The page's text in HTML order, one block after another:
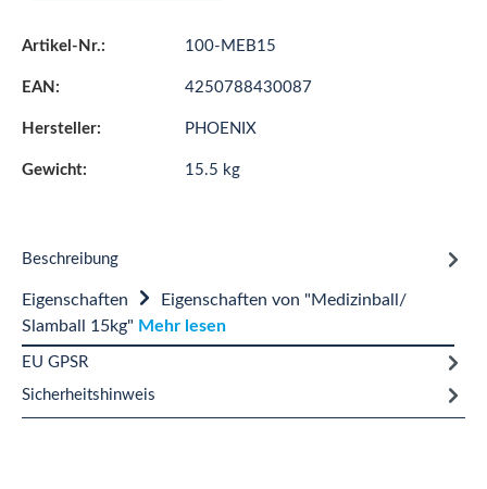
Artikel-Nr.: 100-MEB15
EAN: 4250788430087
Hersteller: PHOENIX
Gewicht: 15.5 kg
Beschreibung
Eigenschaften
Eigenschaften von "Medizinball/
Slamball 15kg" Mehr lesen
EU GPSR
Sicherheitshinweis